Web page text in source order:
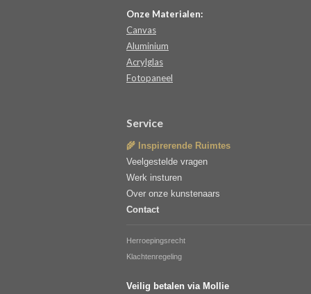
Onze Materialen:
Canvas
Aluminium
Acrylglas
Fotopaneel
Service
🌾 Inspirerende Ruimtes
Veelgestelde vragen
Werk insturen
Over onze kunstenaars
Contact
Herroepingsrecht
Klachtenregeling
Veilig betalen via Mollie